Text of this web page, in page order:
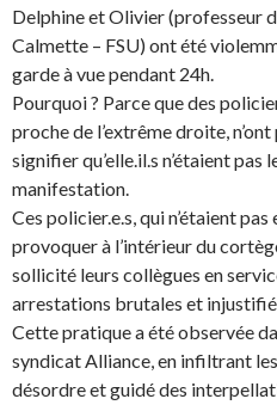
Delphine et Olivier (professeur
Calmette – FSU) ont été
garde à vue pendant 24h.
Pourquoi ? Parce que des
proche de l’extrême droite,
signifier qu’elle.il.s n’étaient pas
manifestation.
Ces policier.e.s, qui n’étaient
provoquer à l’intérieur du
sollicité leurs collègues en
arrestations brutales et
Cette pratique a été observée
syndicat Alliance, en infiltrant
désordre et guidé des